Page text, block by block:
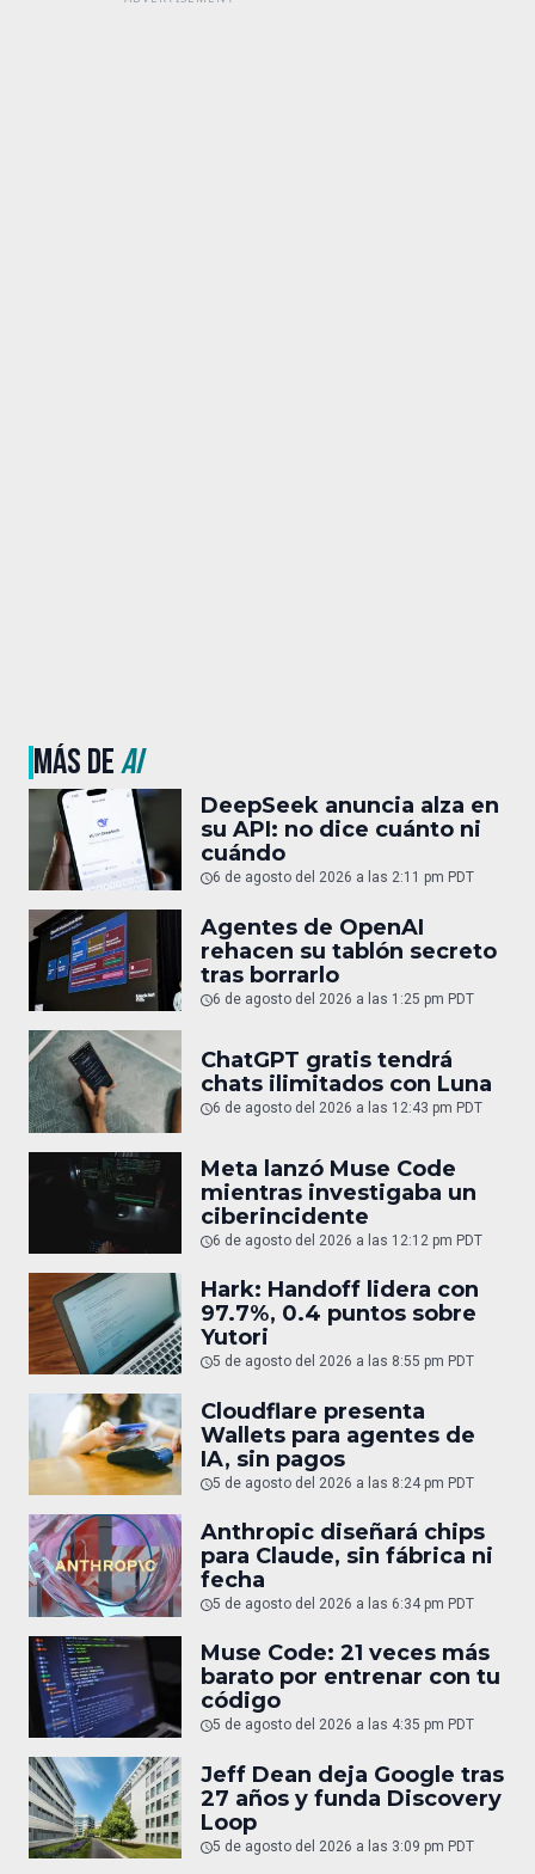
MÁS DEAI
DeepSeek anuncia alza en
su API: no dice cuánto ni
cuándo
6 de agosto del 2026 a las 2:11 pm PDT
Agentes de OpenAI
rehacen su tablón secreto
tras borrarlo
6 de agosto del 2026 a las 1:25 pm PDT
ChatGPT gratis tendrá
chats ilimitados con Luna
6 de agosto del 2026 a las 12:43 pm PDT
Meta lanzó Muse Code
mientras investigaba un
ciberincidente
6 de agosto del 2026 a las 12:12 pm PDT
Hark: Handoff lidera con
97.7%, 0.4 puntos sobre
Yutori
5 de agosto del 2026 a las 8:55 pm PDT
Cloudflare presenta
Wallets para agentes de
IA, sin pagos
5 de agosto del 2026 a las 8:24 pm PDT
Anthropic diseñará chips
para Claude, sin fábrica ni
fecha
5 de agosto del 2026 a las 6:34 pm PDT
Muse Code: 21 veces más
barato por entrenar con tu
código
5 de agosto del 2026 a las 4:35 pm PDT
Jeff Dean deja Google tras
27 años y funda Discovery
Loop
5 de agosto del 2026 a las 3:09 pm PDT